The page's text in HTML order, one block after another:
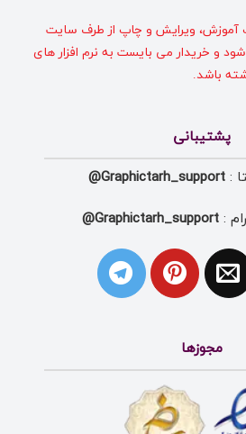
آموزش، ویرایش و چاپ از طرف سایت
و خریدار می بایست به نرم افزار های
باشد.
پشتیبانی
:
Graphictarh_support@
:
Graphictarh_support@
مجوزها